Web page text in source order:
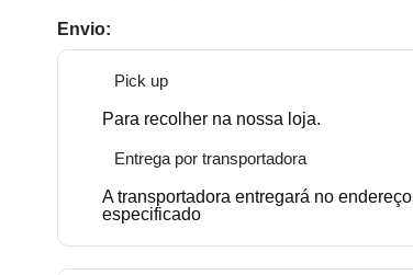
Envio:
Pick up
Para recolher na nossa loja.
Entrega por transportadora
A transportadora entregará no endereço
especificado